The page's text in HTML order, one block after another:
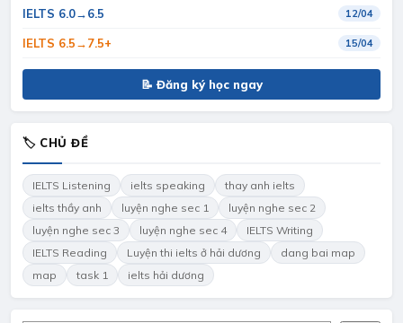
IELTS 6.0→6.5 12/04
IELTS 6.5→7.5+ 15/04
📝 Đăng ký học ngay
🏷 CHỦ ĐỀ
IELTS Listening ielts speaking
thay anh ielts
ielts thầy anh
luyện nghe sec 1
luyện nghe sec 2
luyện nghe sec 3
luyện nghe sec 4
IELTS Writing
IELTS Reading
Luyện thi ielts ở hải dương
dang bai map
map
task 1 ielts hải dương